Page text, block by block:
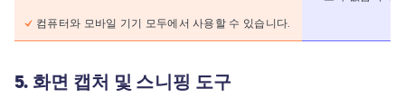
컴퓨터와 모바일 기기 모두에서 사용할 수 있습니다.
5. 화면 캡처 및 스니핑 도구